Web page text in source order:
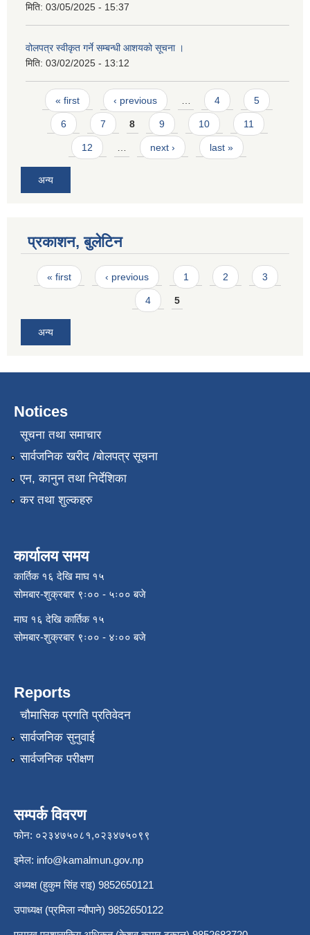
मिति: 03/05/2025 - 15:37
वोलपत्र स्वीकृत गर्ने सम्बन्धी आशयको सूचना ।
मिति: 03/02/2025 - 13:12
Pages
« first ‹ previous … 4 5
6 7 8 9 10 11
12 … next › last »
अन्य
प्रकाशन, बुलेटिन
Pages
« first ‹ previous 1 2 3
4 5
अन्य
Notices
सूचना तथा समाचार
सार्वजनिक खरीद /बोलपत्र सूचना
एन, कानुन तथा निर्देशिका
कर तथा शुल्कहरु
कार्यालय समय
कार्तिक १६ देखि माघ १५
सोमबार-शुक्रबार ९ः०० - ५ः०० बजे
माघ १६ देखि कार्तिक १५
सोमबार-शुक्रबार ९ः०० - ४ः०० बजे
Reports
चौमासिक प्रगति प्रतिवेदन
सार्वजनिक सुनुवाई
सार्वजनिक परीक्षण
सम्पर्क विवरण
फोन: ०२३४७५०८१,०२३४७५०९९
इमेल: info@kamalmun.gov.np
अध्यक्ष (हुकुम सिंह राइ) 9852650121
उपाध्यक्ष (प्रमिला न्यौपाने) 9852650122